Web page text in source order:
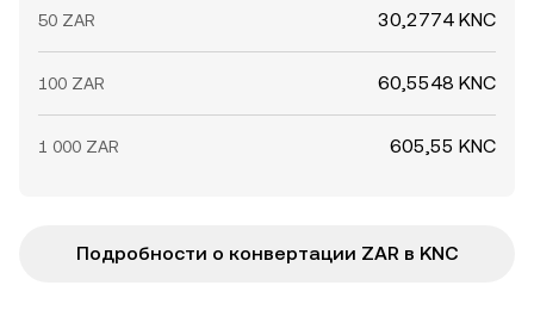
50 ZAR 30,2774 KNC
100 ZAR 60,5548 KNC
1 000 ZAR 605,55 KNC
Подробности о конвертации ZAR в KNC